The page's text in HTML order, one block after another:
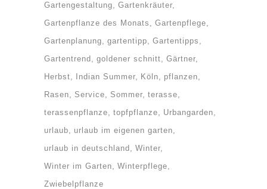
Gartengestaltung
Gartenkräuter
Gartenpflanze des Monats
Gartenpflege
Gartenplanung
gartentipp
Gartentipps
Gartentrend
goldener schnitt
Gärtner
Herbst
Indian Summer Köln
pflanzen
Rasen
Service Sommer terasse
terassenpflanze
topfpflanze
Urbangarden
urlaub
urlaub im eigenen garten
urlaub in deutschland
Winter
Winter im Garten
Winterpflege
Zwiebelpflanze